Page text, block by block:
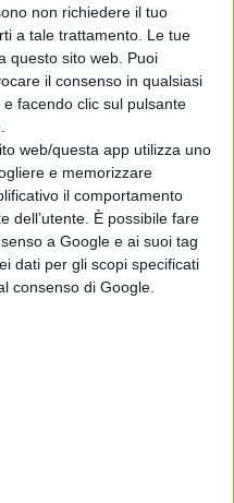
non richiedere il tuo
a tale trattamento. Le tue
questo sito web. Puoi
il consenso in qualsiasi
facendo clic sul pulsante
web/questa app utilizza uno
e memorizzare
il comportamento
dell’utente. È possibile fare
a Google e ai suoi tag
dati per gli scopi specificati
consenso di Google.
Larino perché come ha
Cercemaggiore positivi
che non riguardava
148 mai ricoverati e 18
13 decessi.